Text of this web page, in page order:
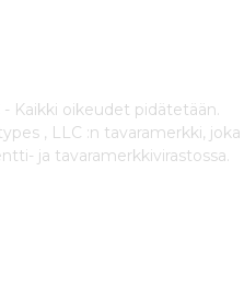
Kaikki oikeudet pidätetään.
, LLC :n tavaramerkki, joka
ja tavaramerkkivirastossa.